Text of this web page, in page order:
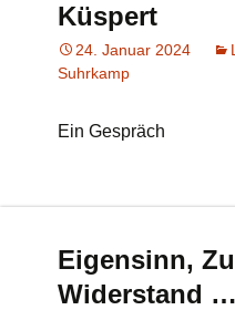
Küspert
24. Januar 2024
Suhrkamp
Ein Gespräch
Eigensinn,
Widerstand